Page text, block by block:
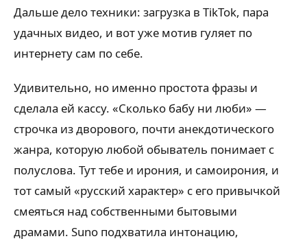
Дальше дело техники: загрузка в TikTok, пара
удачных видео, и вот уже мотив гуляет по
интернету сам по себе.
Удивительно, но именно простота фразы и
сделала ей кассу. «Сколько бабу ни люби» —
строчка из дворового, почти анекдотического
жанра, которую любой обыватель понимает с
полуслова. Тут тебе и ирония, и самоирония, и
тот самый «русский характер» с его привычкой
смеяться над собственными бытовыми
драмами. Suno подхватила интонацию,